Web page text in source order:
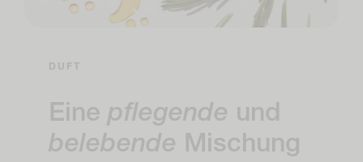
DUFT
Eine pflegende und
belebende Mischung